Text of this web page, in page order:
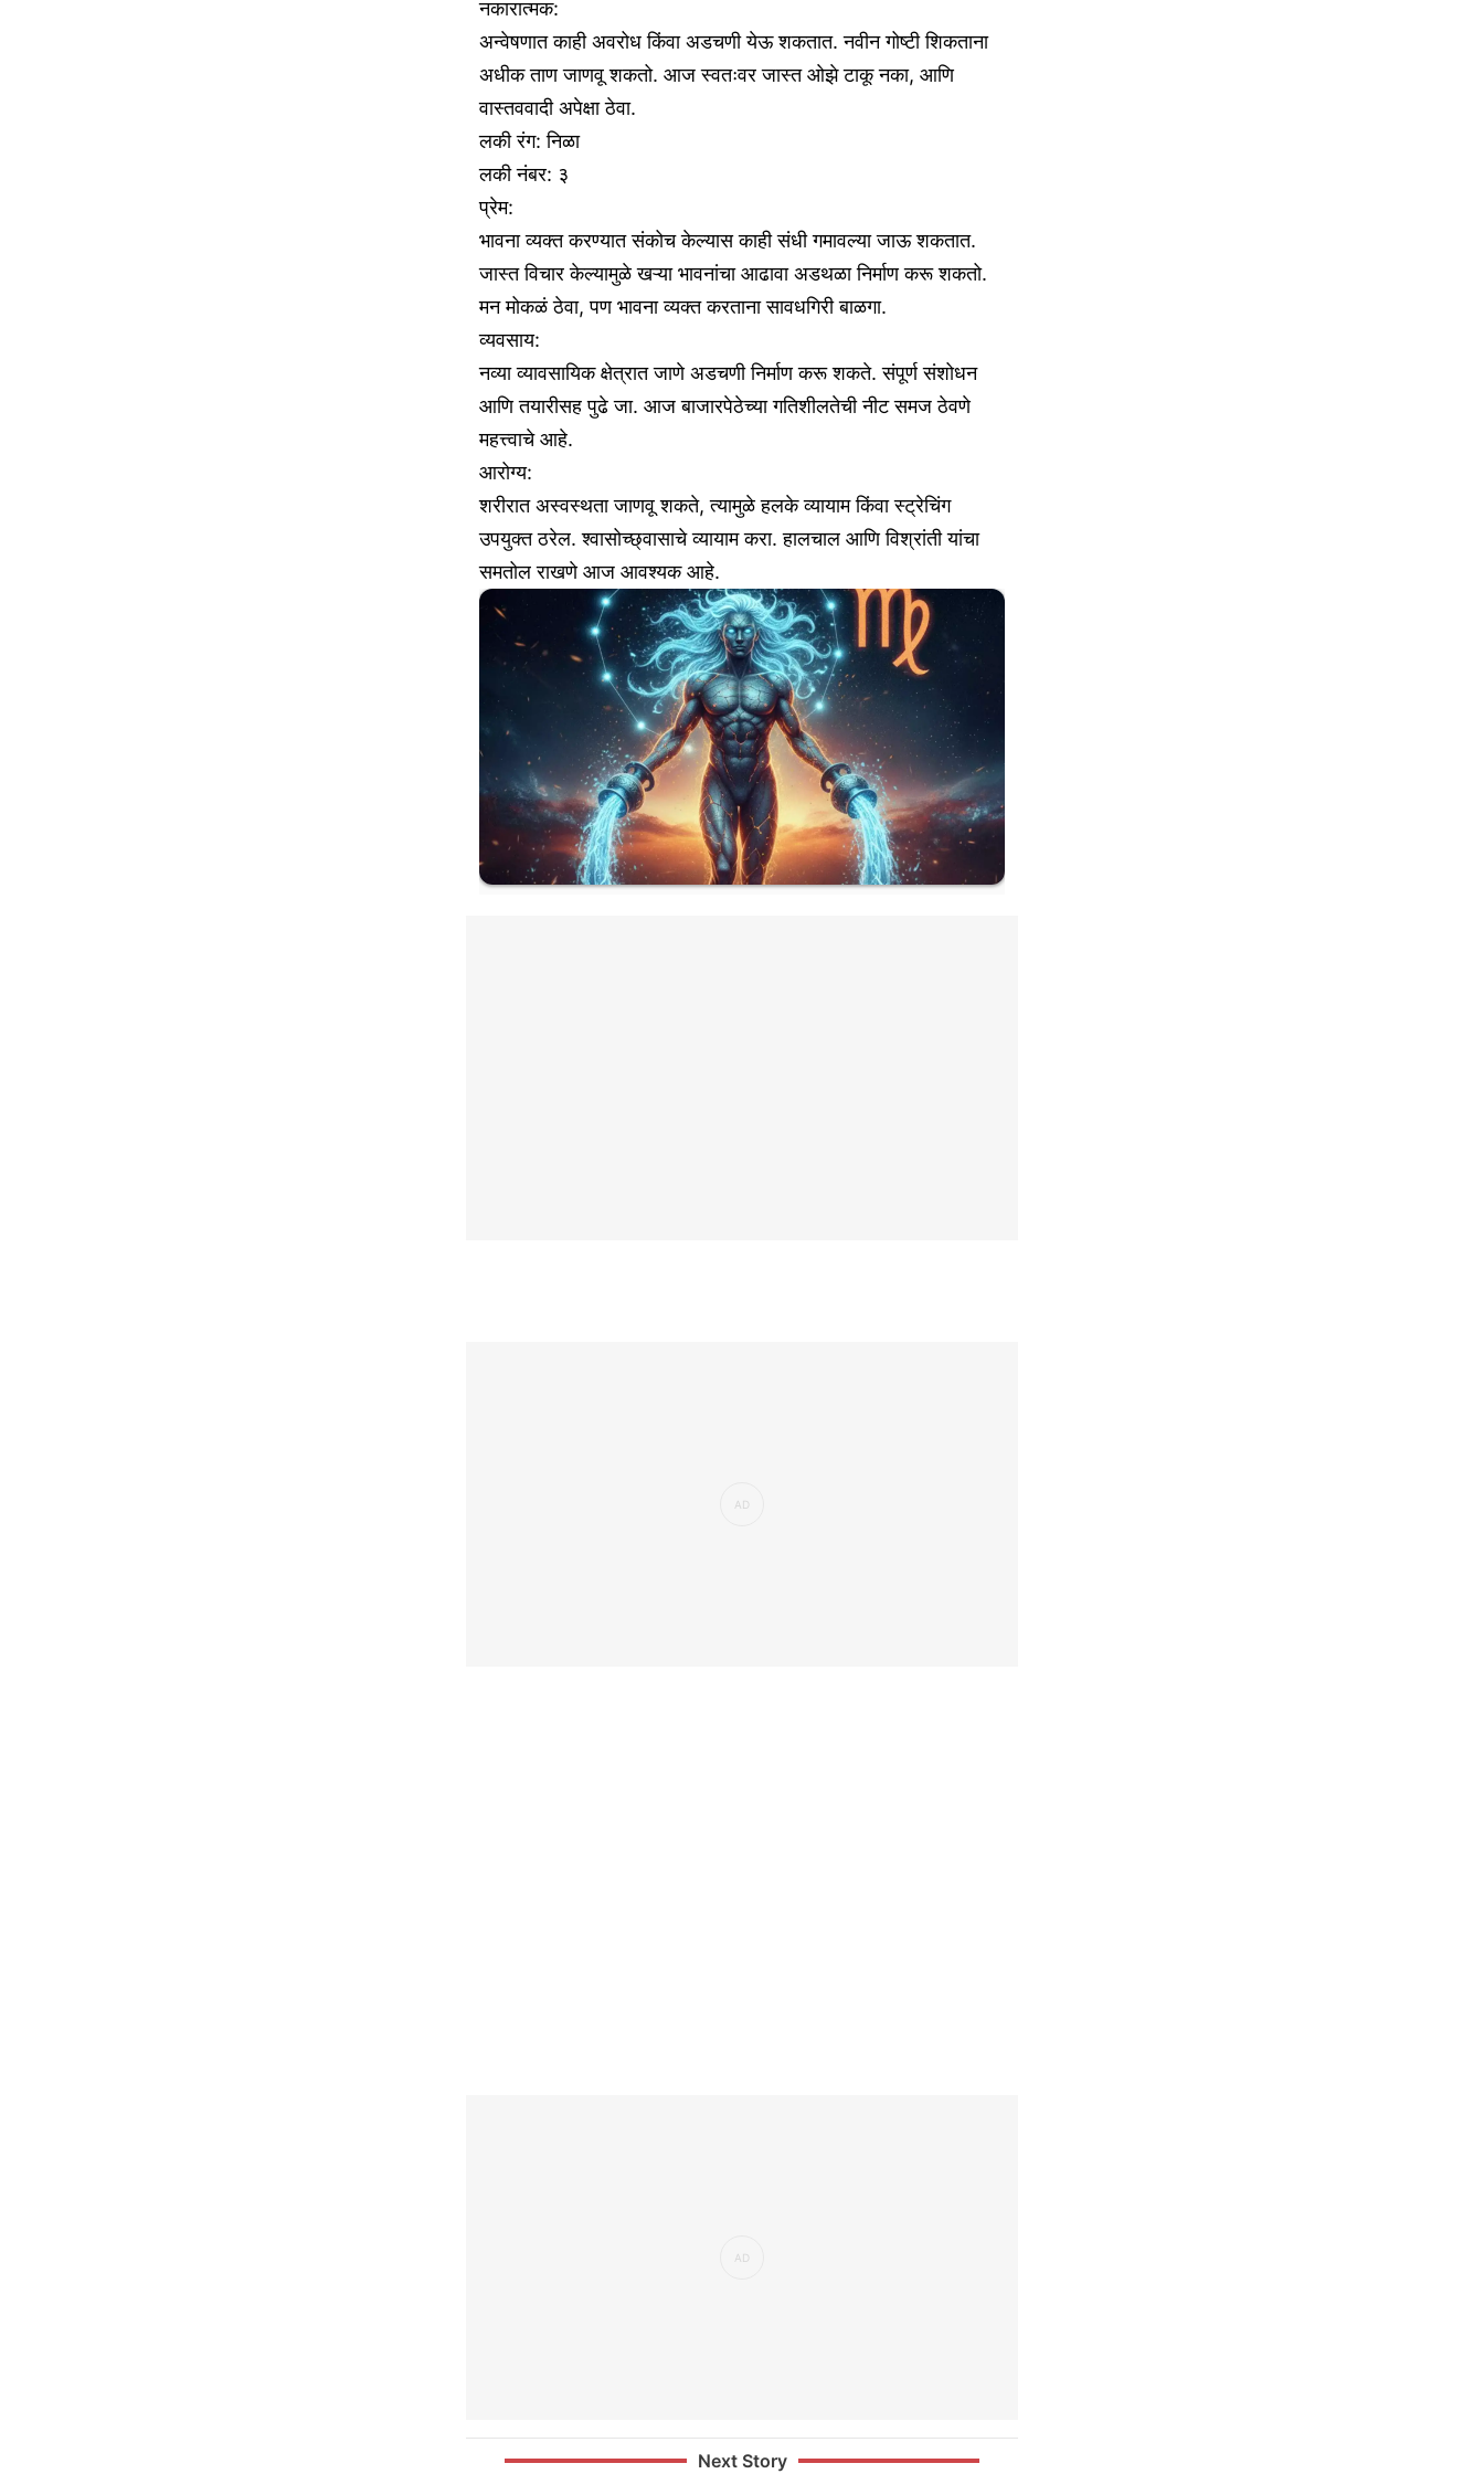
नकारात्मक:
अन्वेषणात काही अवरोध किंवा अडचणी येऊ शकतात. नवीन गोष्टी शिकताना
अधीक ताण जाणवू शकतो. आज स्वतःवर जास्त ओझे टाकू नका, आणि
वास्तववादी अपेक्षा ठेवा.
लकी रंग: निळा
लकी नंबर: ३
प्रेम:
भावना व्यक्त करण्यात संकोच केल्यास काही संधी गमावल्या जाऊ शकतात.
जास्त विचार केल्यामुळे खऱ्या भावनांचा आढावा अडथळा निर्माण करू शकतो.
मन मोकळं ठेवा, पण भावना व्यक्त करताना सावधगिरी बाळगा.
व्यवसाय:
नव्या व्यावसायिक क्षेत्रात जाणे अडचणी निर्माण करू शकते. संपूर्ण संशोधन
आणि तयारीसह पुढे जा. आज बाजारपेठेच्या गतिशीलतेची नीट समज ठेवणे
महत्त्वाचे आहे.
आरोग्य:
शरीरात अस्वस्थता जाणवू शकते, त्यामुळे हलके व्यायाम किंवा स्ट्रेचिंग
उपयुक्त ठरेल. श्वासोच्छ्वासाचे व्यायाम करा. हालचाल आणि विश्रांती यांचा
समतोल राखणे आज आवश्यक आहे.
Next Story